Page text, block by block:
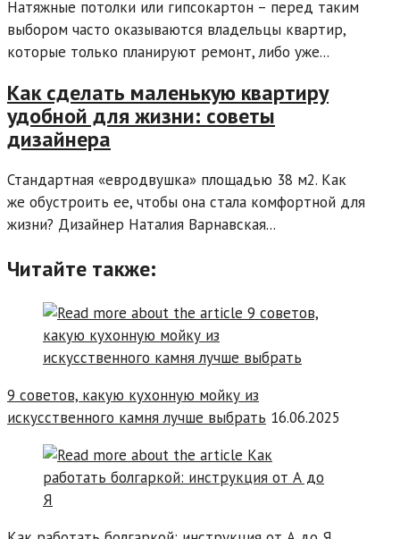
Натяжные потолки или гипсокартон – перед таким
выбором часто оказываются владельцы квартир,
которые только планируют ремонт, либо уже...
Как сделать маленькую квартиру
удобной для жизни: советы
дизайнера
Стандартная «евродвушка» площадью 38 м2. Как
же обустроить ее, чтобы она стала комфортной для
жизни? Дизайнер Наталия Варнавская...
Читайте также:
9 советов, какую кухонную мойку из
искусственного камня лучше выбрать 16.06.2025